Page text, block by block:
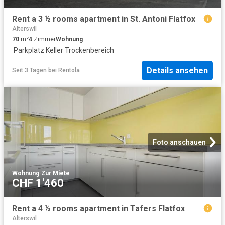
Rent a 3 ½ rooms apartment in St. Antoni Flatfox
Alterswil
70 m²4 ZimmerWohnung
·Parkplatz·Keller·Trockenbereich
Seit 3 Tagen bei Rentola Details ansehen
Foto anschauen
Wohnung·Zur Miete
CHF 1'460
Rent a 4 ½ rooms apartment in Tafers Flatfox
Alterswil